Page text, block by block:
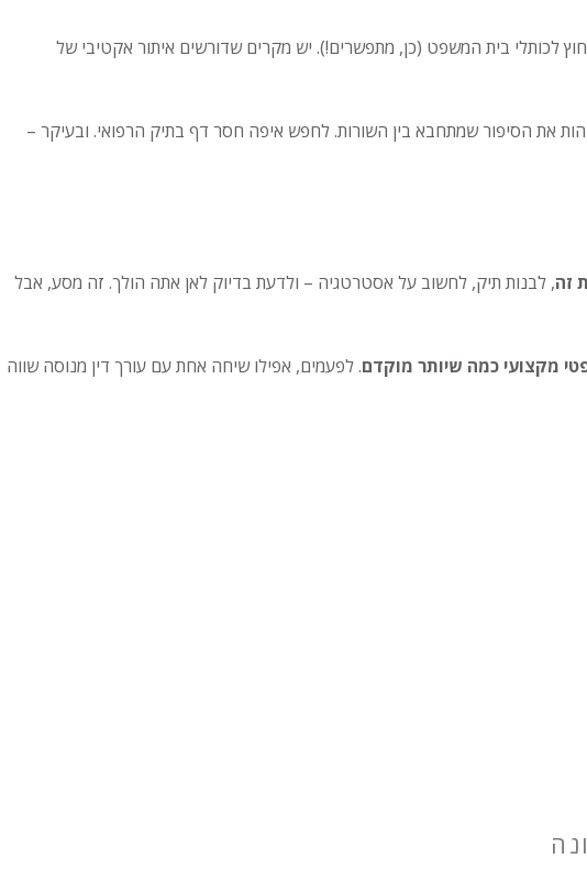
לכותלי בית המשפט (כן, מתפשרים!). יש מקרים שדורשים איתור אקטיבי של
את הסיפור שמתחבא בין השורות. לחפש איפה חסר דף בתיק הרפואי. ובעיקר –
זה, לבנות תיק, לחשוב על אסטרטגיה – ולדעת בדיוק לאן אתה הולך. זה מסע, אבל
מקצועי כמה שיותר מוקדם. לפעמים, אפילו שיחה אחת עם עורך דין מנוסה שווה